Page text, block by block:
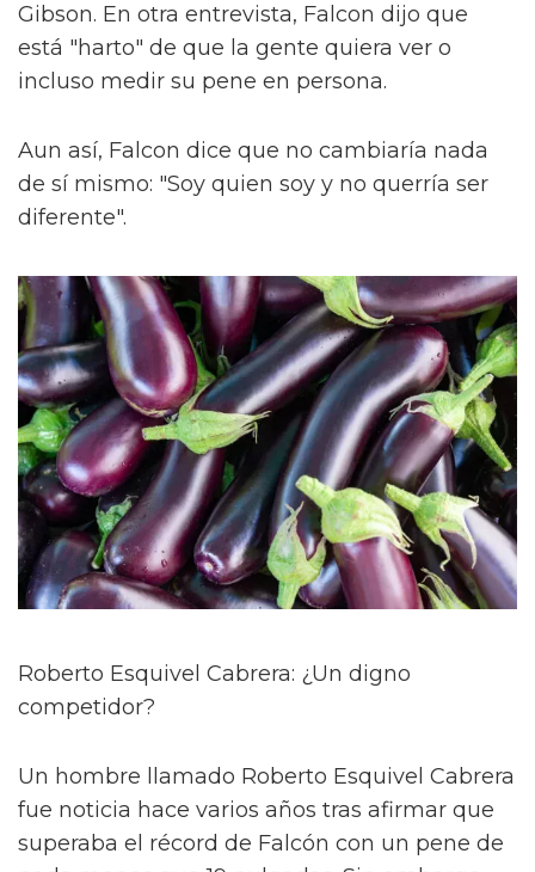
Gibson. En otra entrevista, Falcon dijo que
está "harto" de que la gente quiera ver o
incluso medir su pene en persona.
Aun así, Falcon dice que no cambiaría nada
de sí mismo: "Soy quien soy y no querría ser
diferente".
Roberto Esquivel Cabrera: ¿Un digno
competidor?
Un hombre llamado Roberto Esquivel Cabrera
fue noticia hace varios años tras afirmar que
superaba el récord de Falcón con un pene de